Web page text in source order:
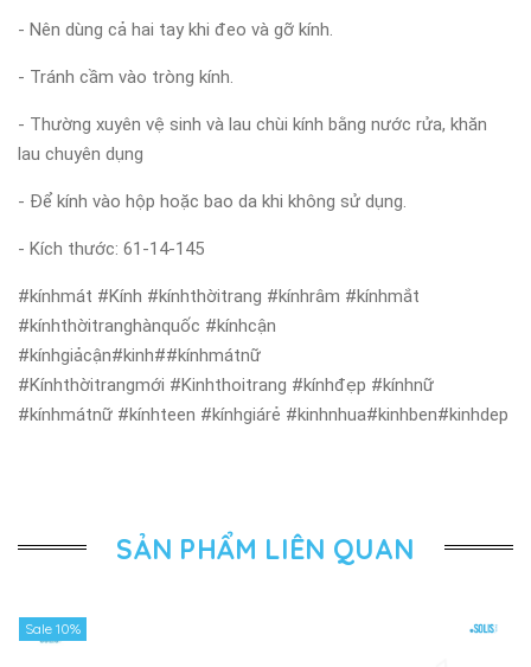
- Nên dùng cả hai tay khi đeo và gỡ kính.
- Tránh cầm vào tròng kính.
- Thường xuyên vệ sinh và lau chùi kính bằng nước rửa, khăn
lau chuyên dụng
- Để kính vào hộp hoặc bao da khi không sử dụng.
- Kích thước: 61-14-145
#kínhmát #Kính #kínhthờitrang #kínhrâm #kínhmắt
#kínhthờitranghànquốc #kínhcận
#kínhgiảcận#kinh##kínhmátnữ
#Kínhthờitrangmới #Kinhthoitrang #kínhđẹp #kínhnữ
#kínhmátnữ #kínhteen #kínhgiárẻ #kinhnhua#kinhben#kinhdep
SẢN PHẨM LIÊN QUAN
Sale 10%